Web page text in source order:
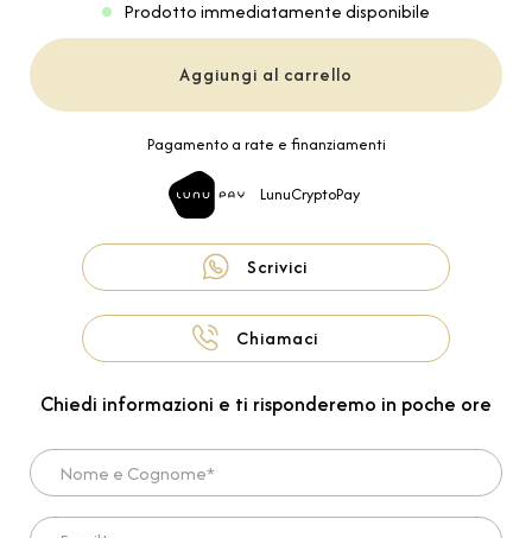
Prodotto immediatamente disponibile
Aggiungi al carrello
Pagamento a rate e finanziamenti
LunuCryptoPay
Scrivici
Chiamaci
Chiedi informazioni e ti risponderemo in poche ore
Nome e Cognome*
Email*